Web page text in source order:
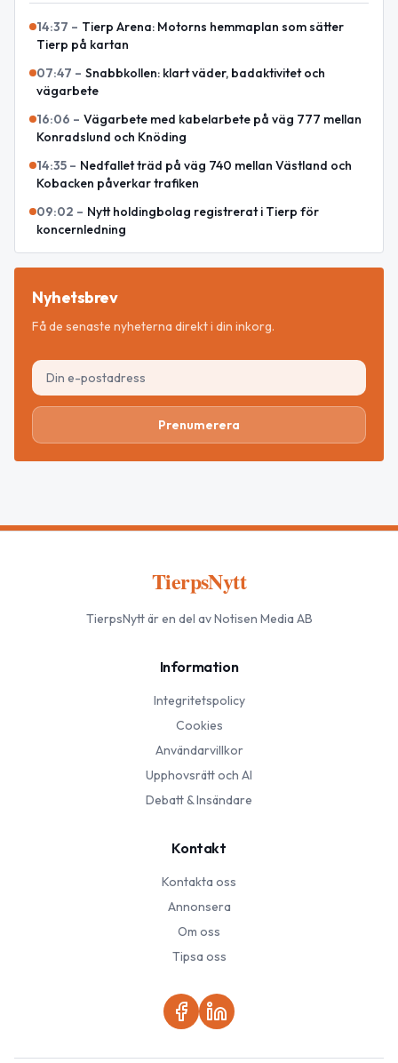
14:37 – Tierp Arena: Motorns hemmaplan som sätter
Tierp på kartan
07:47 – Snabbkollen: klart väder, badaktivitet och
vägarbete
16:06 – Vägarbete med kabelarbete på väg 777 mellan
Konradslund och Knöding
14:35 – Nedfallet träd på väg 740 mellan Västland och
Kobacken påverkar trafiken
09:02 – Nytt holdingbolag registrerat i Tierp för
koncernledning
Nyhetsbrev
Få de senaste nyheterna direkt i din inkorg.
Prenumerera
TierpsNytt
TierpsNyttär en del av Notisen Media AB
Information
Integritetspolicy
Cookies
Användarvillkor
Upphovsrätt och AI
Debatt & Insändare
Kontakt
Kontakta oss
Annonsera
Om oss
Tipsa oss